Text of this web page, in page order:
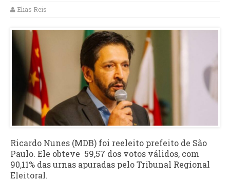
Elias Reis
Ricardo Nunes (MDB) foi reeleito prefeito de São
Paulo. Ele obteve 59,57 dos votos válidos, com
90,11% das urnas apuradas pelo Tribunal Regional
Eleitoral.